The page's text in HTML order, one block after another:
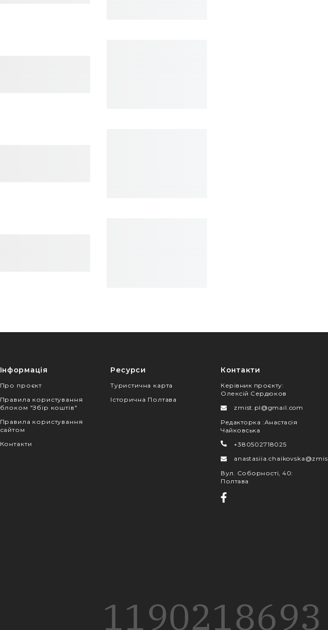
Інформація
Про проєкт
Правила користування
блоком "Збір коштів"
Правила користування
сайтом
Контакти
Ресурси
Туристична карта
Історична Полтава
Контакти
Керівник проєкту:
Олексій Сердюков
zmist.pl@gmail.com
Редакторка :Анастасія
Чайковська
+380502718025
Вул. Соборності, 40:
Полтава
1190218693